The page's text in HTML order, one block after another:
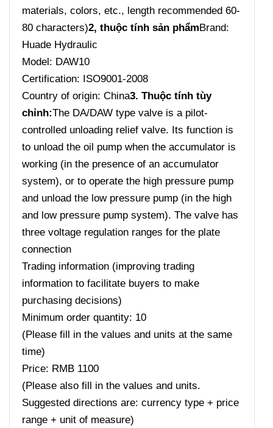
materials, colors, etc., length recommended 60-
80 characters)2, thuộc tính sản phẩmBrand:
Huade Hydraulic
Model: DAW10
Certification: ISO9001-2008
Country of origin: China3. Thuộc tính tùy
chỉnh:The DA/DAW type valve is a pilot-
controlled unloading relief valve. Its function is
to unload the oil pump when the accumulator is
working (in the presence of an accumulator
system), or to operate the high pressure pump
and unload the low pressure pump (in the high
and low pressure pump system). The valve has
three voltage regulation ranges for the plate
connection
Trading information (improving trading
information to facilitate buyers to make
purchasing decisions)
Minimum order quantity: 10
(Please fill in the values ​​and units at the same
time)
Price: RMB 1100
(Please also fill in the values ​​and units.
Suggested directions are: currency type + price
range + unit of measure)